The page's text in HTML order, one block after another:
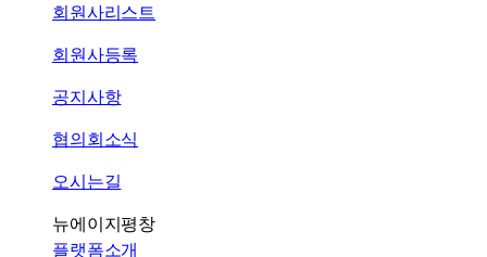
회원사리스트
회원사등록
공지사항
협의회소식
오시는길
뉴에이지평창
플랫폼소개